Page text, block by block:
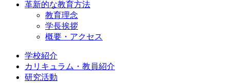
革新的な教育方法
教育理念
学長挨拶
概要・アクセス
学校紹介
カリキュラム・教員紹介
研究活動